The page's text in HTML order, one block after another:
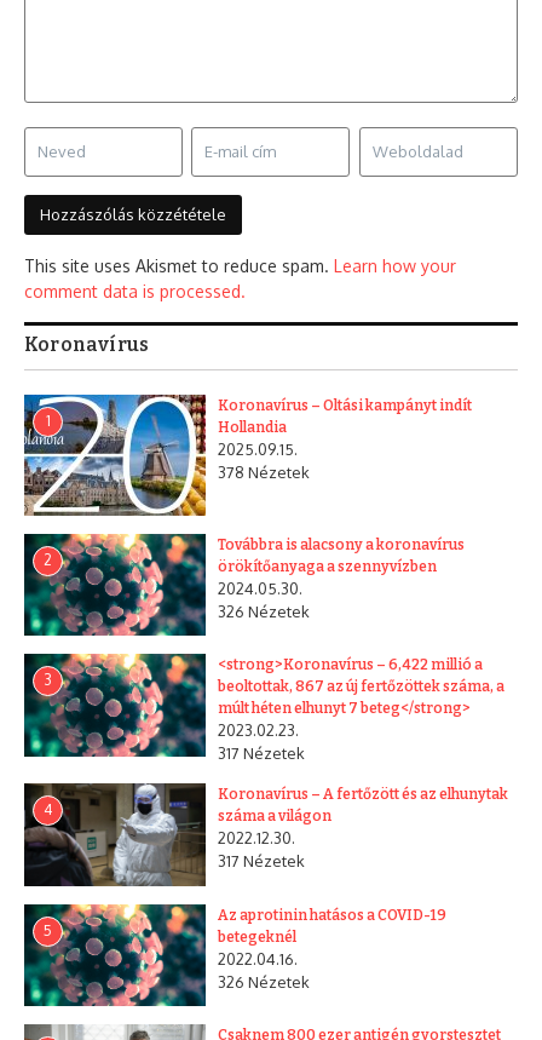
This site uses Akismet to reduce spam. Learn how your
comment data is processed.
Koronavírus
1
Koronavírus – Oltási kampányt indít
Hollandia
2025.09.15.
378 Nézetek
2
Továbbra is alacsony a koronavírus
örökítőanyaga a szennyvízben
2024.05.30.
326 Nézetek
3
<strong>Koronavírus – 6,422 millió a
beoltottak, 867 az új fertőzöttek száma, a
múlt héten elhunyt 7 beteg</strong>
2023.02.23.
317 Nézetek
4
Koronavírus – A fertőzött és az elhunytak
száma a világon
2022.12.30.
317 Nézetek
5
Az aprotinin hatásos a COVID-19
betegeknél
2022.04.16.
326 Nézetek
Csaknem 800 ezer antigén gyorstesztet